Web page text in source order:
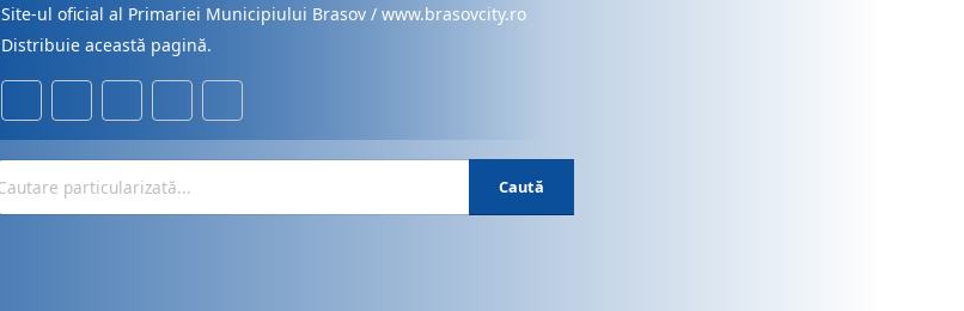
Site-ul oficial al Primariei Municipiului Brasov / www.brasovcity.ro
Distribuie această pagină.
Caută